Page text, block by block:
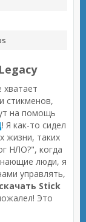
хватает
стикменов,
на помощь
! Я как-то сидел
жизни, таких
НЛО?", когда
люди, я
управлять,
скачать Stick
Это